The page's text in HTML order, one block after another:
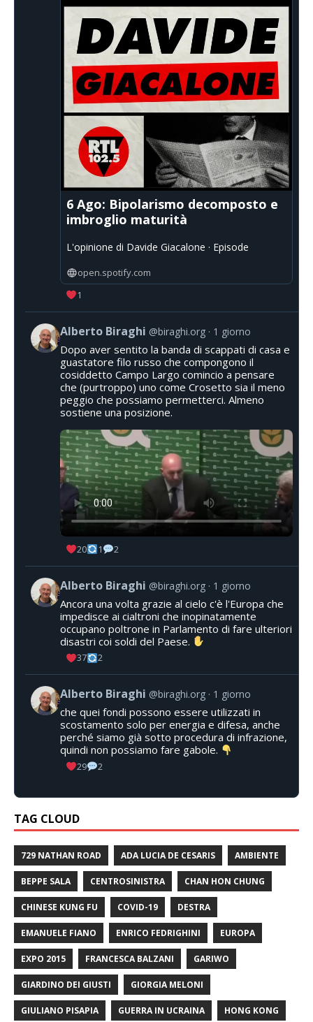
6 Ago: Bipolarismo decomposto e
imbroglio maturità
L'opinione di Davide Giacalone · Episode
open.spotify.com
1
Alberto Biraghi @biraghi.org 1 giorno
Dopo aver sentito la banda di scappati di casa e
guastatore filo russo che compongono il
cosiddetto Campo Largo comincio a pensare
che (purtroppo) uno come Crosetto sia il meno
peggio che possiamo permetterci. Almeno
sostiene una posizione.
20 1 2
Alberto Biraghi @biraghi.org 1 giorno
Ancora una volta grazie al cielo c'è l'Europa che
impedisce ai cialtroni che inopinatamente
occupano poltrone in Parlamento di fare ulteriori
disastri coi soldi del Paese.
37 2
Alberto Biraghi @biraghi.org 1 giorno
che quei fondi possono essere utilizzati in
scostamento solo per energia e difesa, anche
perché siamo già sotto procedura di infrazione,
quindi non possiamo fare gabole.
29 2
TAG CLOUD
729 NATHAN ROAD ADA LUCIA DE CESARIS AMBIENTE
BEPPE SALA CENTROSINISTRA CHAN HON CHUNG
CHINESE KUNG FU COVID-19 DESTRA
EMANUELE FIANO ENRICO FEDRIGHINI EUROPA
EXPO 2015 FRANCESCA BALZANI GARIWO
GIARDINO DEI GIUSTI GIORGIA MELONI
GIULIANO PISAPIA GUERRA IN UCRAINA HONG KONG